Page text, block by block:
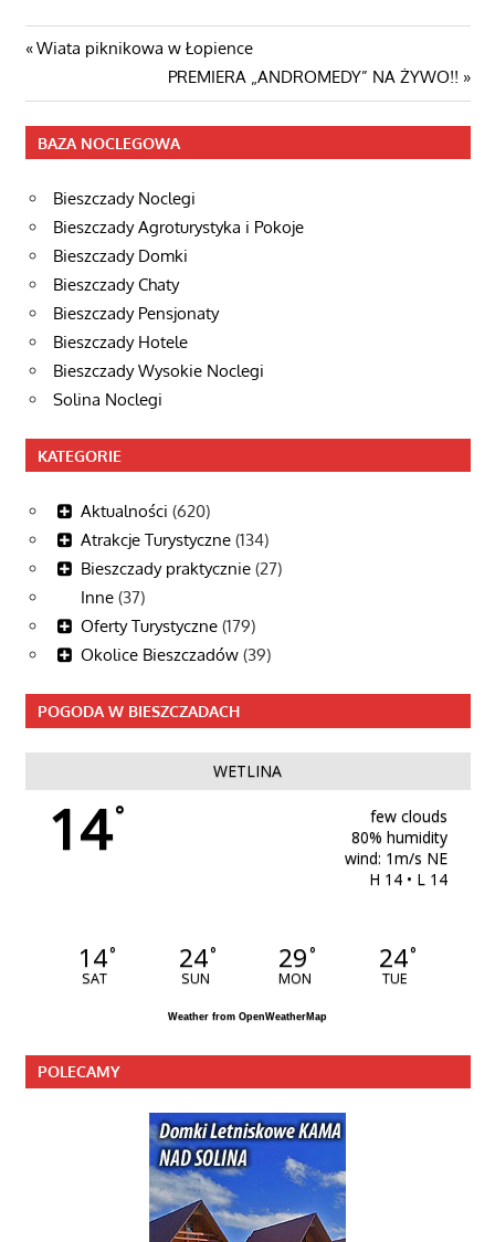
Nawigacja
wpisu
Poprzedni
Wiata piknikowa w Łopience
Następny
wpis
PREMIERA „ANDROMEDY” NA ŻYWO!!
BAZA NOCLEGOWA
Bieszczady Noclegi
Bieszczady Agroturystyka i Pokoje
Bieszczady Domki
Bieszczady Chaty
Bieszczady Pensjonaty
Bieszczady Hotele
Bieszczady Wysokie Noclegi
Solina Noclegi
KATEGORIE
Aktualności (620)
Atrakcje Turystyczne (134)
Bieszczady praktycznie (27)
Inne (37)
Oferty Turystyczne (179)
Okolice Bieszczadów (39)
POGODA W BIESZCZADACH
WETLINA
14°
few clouds
80% humidity
wind: 1m/s NE
H 14 • L 14
14°
SAT
24°
SUN
29°
MON
24°
TUE
Weather from OpenWeatherMap
POLECAMY